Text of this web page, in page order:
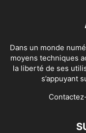
Dans un monde
moyens techniques
la liberté de ses
s’appuyant